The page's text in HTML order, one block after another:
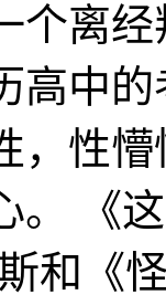
个离
高中
，性
。 《
和《